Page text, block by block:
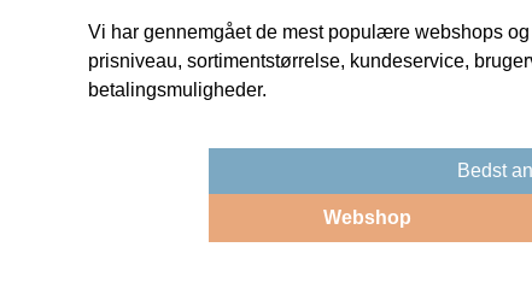
Vi har gennemgået de mest populære webshops
prisniveau, sortimentstørrelse, kundeservice,
betalingsmuligheder.
Bedst
Webshop